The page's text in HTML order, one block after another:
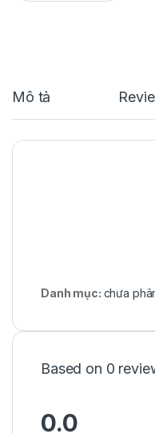
Mô tả
Danh mục: chưa
Based on 0
0.0